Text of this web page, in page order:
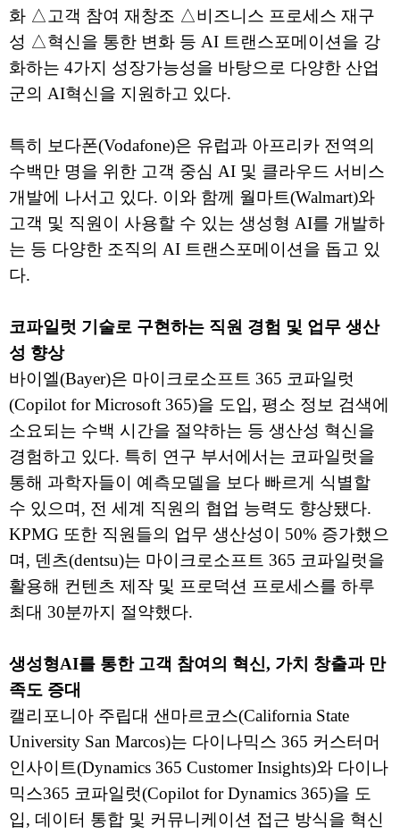
화 △고객 참여 재창조 △비즈니스 프로세스 재구
성 △혁신을 통한 변화 등 AI 트랜스포메이션을 강
화하는 4가지 성장가능성을 바탕으로 다양한 산업
군의 AI혁신을 지원하고 있다.
특히 보다폰(Vodafone)은 유럽과 아프리카 전역의
수백만 명을 위한 고객 중심 AI 및 클라우드 서비스
개발에 나서고 있다. 이와 함께 월마트(Walmart)와
고객 및 직원이 사용할 수 있는 생성형 AI를 개발하
는 등 다양한 조직의 AI 트랜스포메이션을 돕고 있
다.
코파일럿 기술로 구현하는 직원 경험 및 업무 생산
성 향상
바이엘(Bayer)은 마이크로소프트 365 코파일럿
(Copilot for Microsoft 365)을 도입, 평소 정보 검색에
소요되는 수백 시간을 절약하는 등 생산성 혁신을
경험하고 있다. 특히 연구 부서에서는 코파일럿을
통해 과학자들이 예측모델을 보다 빠르게 식별할
수 있으며, 전 세계 직원의 협업 능력도 향상됐다.
KPMG 또한 직원들의 업무 생산성이 50% 증가했으
며, 덴츠(dentsu)는 마이크로소프트 365 코파일럿을
활용해 컨텐츠 제작 및 프로덕션 프로세스를 하루
최대 30분까지 절약했다.
생성형AI를 통한 고객 참여의 혁신, 가치 창출과 만
족도 증대
캘리포니아 주립대 샌마르코스(California State
University San Marcos)는 다이나믹스 365 커스터머
인사이트(Dynamics 365 Customer Insights)와 다이나
믹스365 코파일럿(Copilot for Dynamics 365)을 도
입, 데이터 통합 및 커뮤니케이션 접근 방식을 혁신